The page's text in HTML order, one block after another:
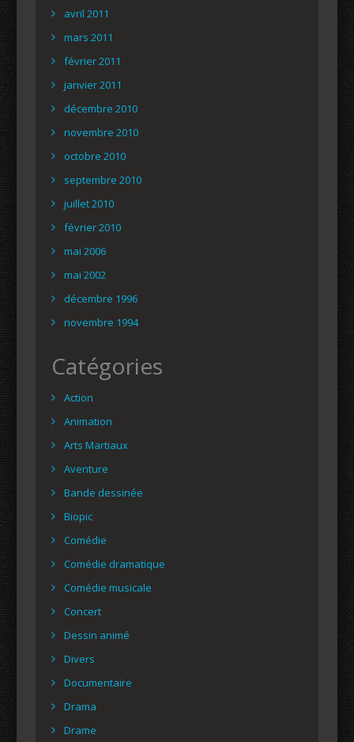
avril 2011
mars 2011
février 2011
janvier 2011
décembre 2010
novembre 2010
octobre 2010
septembre 2010
juillet 2010
février 2010
mai 2006
mai 2002
décembre 1996
novembre 1994
Catégories
Action
Animation
Arts Martiaux
Aventure
Bande dessinée
Biopic
Comédie
Comédie dramatique
Comédie musicale
Concert
Dessin animé
Divers
Documentaire
Drama
Drame